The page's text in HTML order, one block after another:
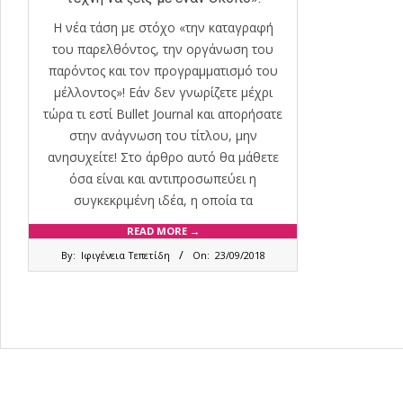
Η νέα τάση με στόχο «την καταγραφή
του παρελθόντος, την οργάνωση του
παρόντος και τον προγραμματισμό του
μέλλοντος»! Εάν δεν γνωρίζετε μέχρι
τώρα τι εστί Bullet Journal και απορήσατε
στην ανάγνωση του τίτλου, μην
ανησυχείτε! Στο άρθρο αυτό θα μάθετε
όσα είναι και αντιπροσωπεύει η
συγκεκριμένη ιδέα, η οποία τα
READ MORE →
By: Ιφιγένεια Τεπετίδη On: 23/09/2018